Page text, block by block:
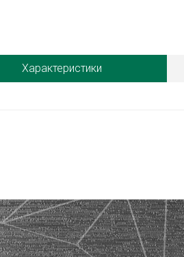
Характеристики